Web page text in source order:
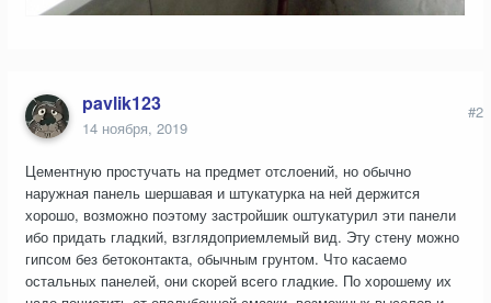
pavlik123
14 ноября, 2019
#2
Цементную простучать на предмет отслоений, но обычно
наружная панель шершавая и штукатурка на ней держится
хорошо, возможно поэтому застройшик оштукатурил эти панели
ибо придать гладкий, взглядоприемлемый вид. Эту стену можно
гипсом без бетоконтакта, обычным грунтом. Что касаемо
остальных панелей, они скорей всего гладкие. По хорошему их